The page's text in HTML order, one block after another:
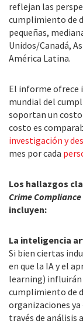
reflejan las
cumplimiento de
pequeñas,
Unidos/Canadá,
América Latina.
El informe ofrece
mundial del
soportan un
costo es
investigación y
mes por cada
Los hallazgos
Crime Compliance
incluyen:
La inteligencia
Si bien ciertas
en que la IA y el
learning) influirán
cumplimiento de
organizaciones
través de análisis